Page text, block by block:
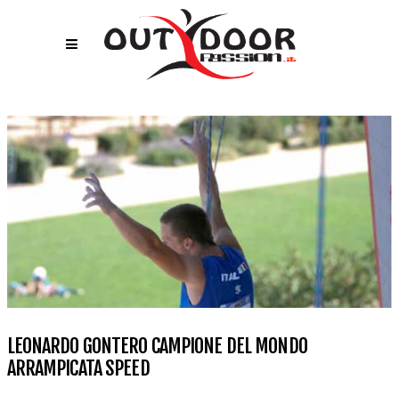
LEONARDO GONTERO CAMPIONE DEL MONDO
ARRAMPICATA SPEED